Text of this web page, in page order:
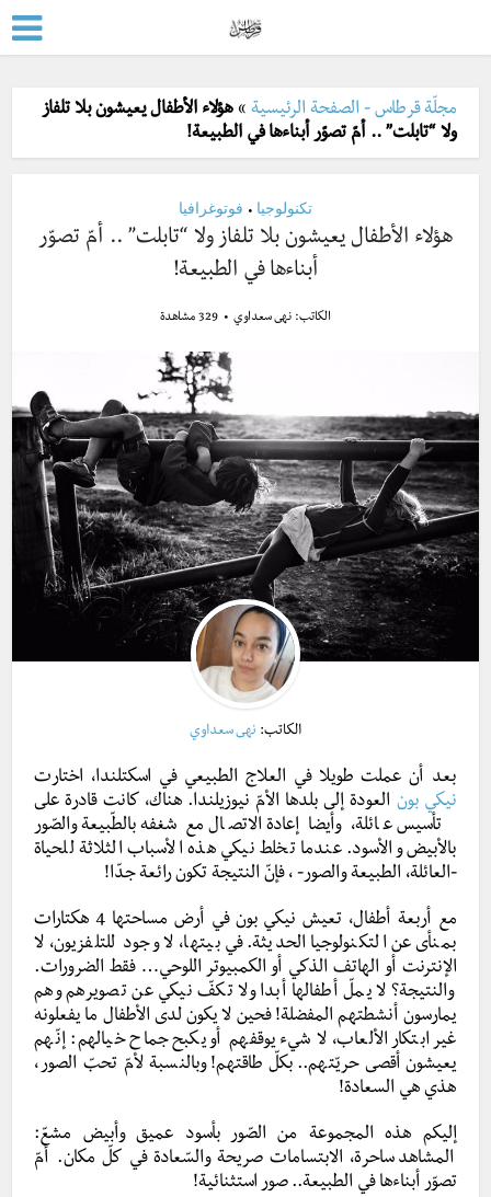
مجلّة قرطاس - الصفحة الرئيسية »هؤلاء الأطفال يعيشون بلا تلفاز
ولا “تابلت” .. أمّ تصوّر أبناءها في الطبيعة!
تكنولوجيا • فوتوغرافيا
هؤلاء الأطفال يعيشون بلا تلفاز ولا “تابلت” .. أمّ تصوّر
أبناءها في الطبيعة!
الكاتب: نهى سعداوي 329 مشاهدة
الكاتب: نهى سعداوي
بعد أن عملت طويلا في العلاج الطبيعي في اسكتلندا، اختارت
نيكي بون العودة إلى بلدها الأمّ نيوزيلندا. هناك، كانت قادرة على
تأسيس عائلة، وأيضا إعادة الاتصال مع شغفه بالطّبيعة والصّور
بالأبيض والأسود. عندما تخلط نيكي هذه الأسباب الثلاثة للحياة
-العائلة، الطبيعة والصور- ، فإنّ النتيجة تكون رائعة جدّا!
مع أربعة أطفال، تعيش نيكي بون في أرض مساحتها 4 هكتارات
بمنأى عن التكنولوجيا الحديثة. في بيتها، لا وجود للتلفزيون، لا
الإنترنت أو الهاتف الذكي أو الكمبيوتر اللوحي… فقط الضرورات.
والنتيجة؟ لا يملّ أطفالها أبدا ولا تكفّ نيكي عن تصويرهم وهم
يمارسون أنشطتهم المفضلة! فحين لا يكون لدى الأطفال ما يفعلونه
غير ابتكار الألعاب، لا شيء يوقفهم أو يكبح جماح خيالهم: إنّهم
يعيشون أقصى حريّتهم.. بكلّ طاقتهم! وبالنسبة لأمّ تحبّ الصور،
هذي هي السعادة!
إليكم هذه المجموعة من الصّور بأسود عميق وأبيض مشعّ:
المشاهد ساحرة، الابتسامات صريحة والسّعادة في كلّ مكان. أمّ
تصوّر أبناءها في الطبيعة.. صور استثنائية!